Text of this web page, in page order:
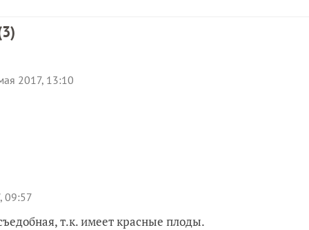
3)
2017, 13:10
09:57
т.к. имеет красные плоды.